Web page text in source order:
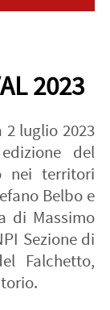
2023
2 luglio 2023
del
nei territori
Belbo e
di Massimo
Sezione di
Falchetto,